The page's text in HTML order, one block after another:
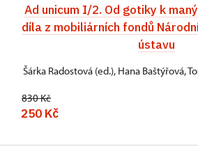
Ad unicum I/2. Od gotiky k
díla z mobiliárních fondů
ústavu
Šárka Radostová (ed.), Hana Baštýřová,
830 Kč
250 Kč